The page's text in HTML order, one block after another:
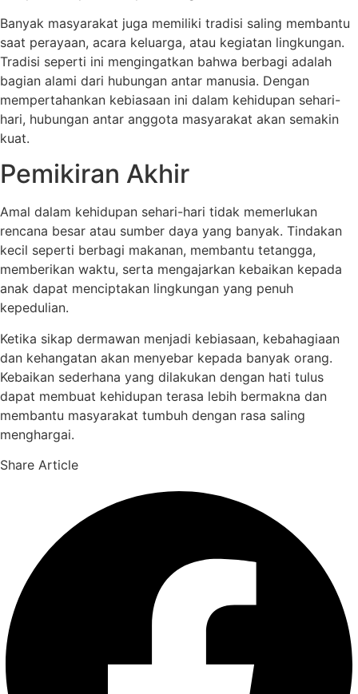
Banyak masyarakat juga memiliki tradisi saling membantu
saat perayaan, acara keluarga, atau kegiatan lingkungan.
Tradisi seperti ini mengingatkan bahwa berbagi adalah
bagian alami dari hubungan antar manusia. Dengan
mempertahankan kebiasaan ini dalam kehidupan sehari-
hari, hubungan antar anggota masyarakat akan semakin
kuat.
Pemikiran Akhir
Amal dalam kehidupan sehari-hari tidak memerlukan
rencana besar atau sumber daya yang banyak. Tindakan
kecil seperti berbagi makanan, membantu tetangga,
memberikan waktu, serta mengajarkan kebaikan kepada
anak dapat menciptakan lingkungan yang penuh
kepedulian.
Ketika sikap dermawan menjadi kebiasaan, kebahagiaan
dan kehangatan akan menyebar kepada banyak orang.
Kebaikan sederhana yang dilakukan dengan hati tulus
dapat membuat kehidupan terasa lebih bermakna dan
membantu masyarakat tumbuh dengan rasa saling
menghargai.
Share Article